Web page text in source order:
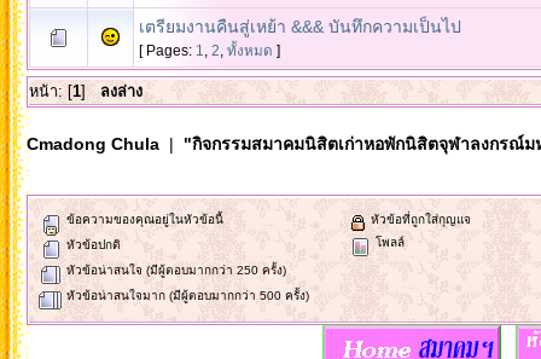
เตรียมงานคืนสู่เหย้า &&& บันทึกความเป็นไป
[ Pages: 1 2 ทั้งหมด ]
หน้า: [1]ลงล่าง
Cmadong Chula| "กิจกรรมสมาคมนิสิตเก่าหอพักนิสิตจุฬาลงกรณ์ม
ข้อความของคุณอยู่ในหัวข้อนี้
หัวข้อปกติ
หัวข้อน่าสนใจ (มีผู้ตอบมากกว่า 250 ครั้ง)
หัวข้อน่าสนใจมาก (มีผู้ตอบมากกว่า 500 ครั้ง)
หัวข้อที่ถูกใส่กุญแจ
โพลล์